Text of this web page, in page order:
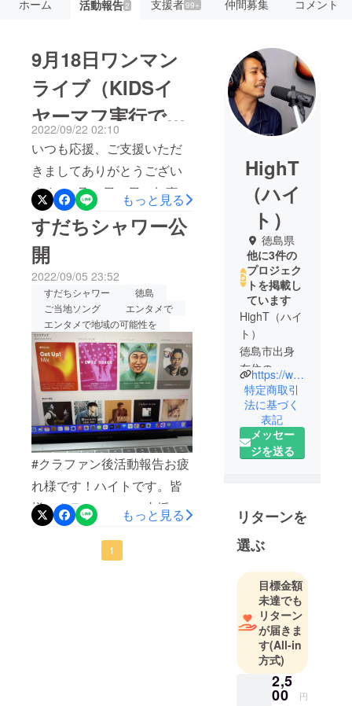
ホーム 活動報告2 支援者99+ 仲間募集 コメント
9月18日ワンマン
ライブ（KIDSイ
ヤーマフ実行でき
ました！）
2022/09/22 02:10
いつも応援、ご支援いただ
きましてありがとうござい
ます。9月18日（日）無事
ワンマンライブが開催され
ました。台風の足元が悪い
中、たくさんの方にご来場
いただきました。お子様連
れのパパママ達にもライブ
を楽しんで欲しい、でも大
音量のライブにお子様を連
れてくるのは気が引け
る・・・防音用のイヤーマ
フがあるのをご存知ない方
も多く、今回は中学生以下
のご入場を無料とさせてい
ただき、10歳以下のお子様
が御同行の場合は事前に運
営へご連絡をいただくご案
内を差し上げておりまし
た。お子様のご参加が６名
もっと見る
すだちシャワー公
開
2022/09/05 23:52
すだちシャワー
徳島
ご当地ソング
エンタメで
エンタメで地域の可能性を
#クラファン後活動報告お疲
れ様です！ハイトです。皆
様のクラファンのご支援の
お陰様で急ピッチでこちら
のMVが完成しました！一応
もっと見る
1
HighT
（ハイ
ト）
徳島県
他に3件の
プロジェク
トを掲載し
ています
HighT（ハイ
ト）
徳島市出身
在住の
ミュージ
シャン、ク
リエイ
ター。
「エンタメ
る」をプロ
デュースす
る人。
https://www.youtube.com/c/hightrax
特定商取引
法に基づく
表記
メッセー
ジを送る
リターンを
選ぶ
目標金額
未達でも
リターン
が届きま
す(All-in
方式)
2,5
00 円